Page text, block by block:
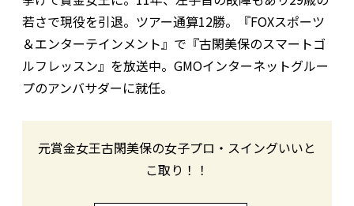
若さで現役を引退。ツアー通算12勝。『FOXスポーツ
＆エンターテインメント』で『古閑美保のスマートゴ
ルフレッスン』を放送中。GMOインターネットグルー
プのアンバサダーに就任。
元賞金女王古閑美保の女子プロ・スイングいいと
こ取り！！